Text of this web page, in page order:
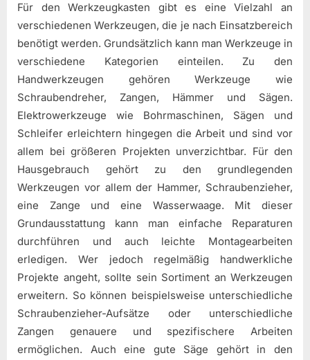
Für den Werkzeugkasten gibt es eine Vielzahl an
verschiedenen Werkzeugen, die je nach Einsatzbereich
benötigt werden. Grundsätzlich kann man Werkzeuge in
verschiedene Kategorien einteilen. Zu den
Handwerkzeugen gehören Werkzeuge wie
Schraubendreher, Zangen, Hämmer und Sägen.
Elektrowerkzeuge wie Bohrmaschinen, Sägen und
Schleifer erleichtern hingegen die Arbeit und sind vor
allem bei größeren Projekten unverzichtbar. Für den
Hausgebrauch gehört zu den grundlegenden
Werkzeugen vor allem der Hammer, Schraubenzieher,
eine Zange und eine Wasserwaage. Mit dieser
Grundausstattung kann man einfache Reparaturen
durchführen und auch leichte Montagearbeiten
erledigen. Wer jedoch regelmäßig handwerkliche
Projekte angeht, sollte sein Sortiment an Werkzeugen
erweitern. So können beispielsweise unterschiedliche
Schraubenzieher-Aufsätze oder unterschiedliche
Zangen genauere und spezifischere Arbeiten
ermöglichen. Auch eine gute Säge gehört in den